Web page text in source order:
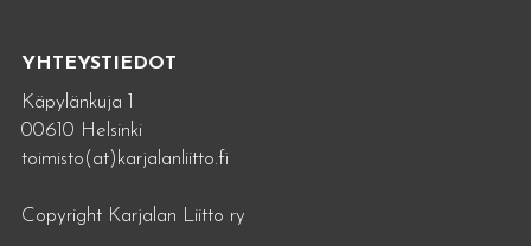
YHTEYSTIEDOT
Käpylänkuja 1
00610 Helsinki
toimisto(at)karjalanliitto.fi
Copyright Karjalan Liitto ry